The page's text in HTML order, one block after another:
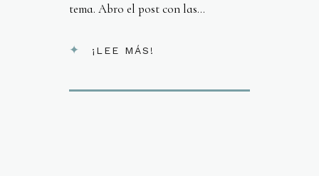
tema. Abro el post con las...
¡LEE MÁS!